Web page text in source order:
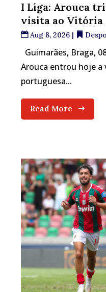
I Liga: Arouca
visita ao Vitória
Aug 8, 2026 |
Guimarães, Braga,
Arouca entrou hoje a
portuguesa...
Read More